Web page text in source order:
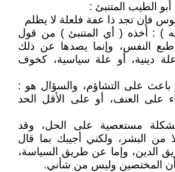
الطيب المتنبئ :
فإن تجد ذا عفة فلعلة لا يظلم
) : أخذه ( أي المتنبئ ) من قول
النفس، وإنما يصدها عن ذلك
دينية، أو علة سياسية، كخوف
باعث على التشاؤم، والسؤال هو :
على العنف، أو على الأقل الحد
مستعصية على الحل، وقد
من البشر، ولكني أجيبك بما قال
الدين، وإما عن طريق السياسة،
المختصين وليس من شأني.